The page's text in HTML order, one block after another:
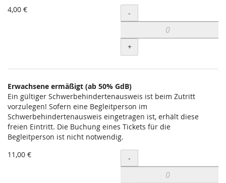
4,00 €
Menge
-
+
Erwachsene ermäßigt (ab 50% GdB)
Ein gültiger Schwerbehindertenausweis ist beim Zutritt
vorzulegen! Sofern eine Begleitperson im
Schwerbehindertenausweis eingetragen ist, erhält diese
freien Eintritt. Die Buchung eines Tickets für die
Begleitperson ist nicht notwendig.
11,00 €
Menge
-